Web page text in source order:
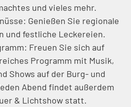
und vieles mehr.
Genießen Sie regionale
und festliche Leckereien.
Freuen Sie sich auf
Programm mit Musik,
Shows auf der Burg- und
Abend findet außerdem
& Lichtshow statt.